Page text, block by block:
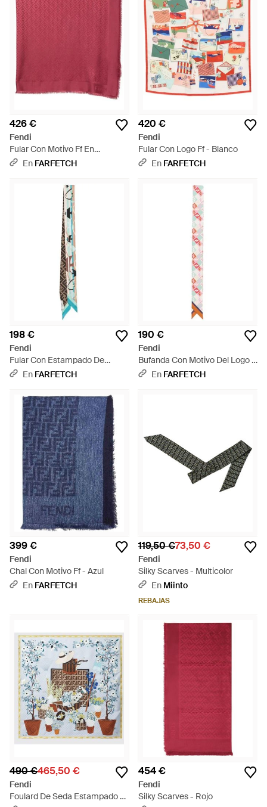
426 €
Fendi
Fular Con Motivo Ff En
Jacquard - Rojo
En FARFETCH
420 €
Fendi
Fular Con Logo Ff - Blanco
En FARFETCH
198 €
Fendi
Fular Con Estampado De
Peces - Azul
En FARFETCH
190 €
Fendi
Bufanda Con Motivo Del Logo -
Blanco
En FARFETCH
399 €
Fendi
Chal Con Motivo Ff - Azul
En FARFETCH
119,50 €73,50 €
Fendi
Silky Scarves - Multicolor
En Miinto
REBAJAS
490 €465,50 €
Fendi
Foulard De Seda Estampado -
454 €
Fendi
Silky Scarves - Rojo